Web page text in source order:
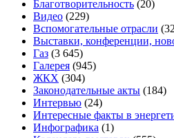
Благотворительность (20)
Видео (229)
Вспомогательные отрасли
Выставки, конференции,
Газ (3 645)
Галерея (945)
ЖКХ (304)
Законодательные акты (184)
Интервью (24)
Интересные факты в
Инфографика (1)